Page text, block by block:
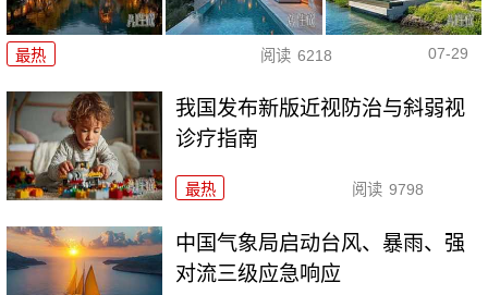
最热 阅读 6218 07-29
我国发布新版近视防治与斜弱视
诊疗指南
最热 阅读 9798
中国气象局启动台风、暴雨、强
对流三级应急响应